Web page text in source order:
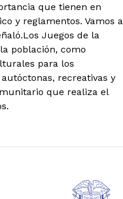
que tienen en
y reglamentos. Vamos a
Juegos de la
población, como
para los
recreativas y
que realiza el